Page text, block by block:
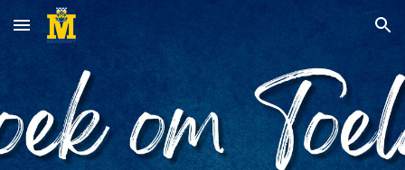
Skip to main content Skip to navigation